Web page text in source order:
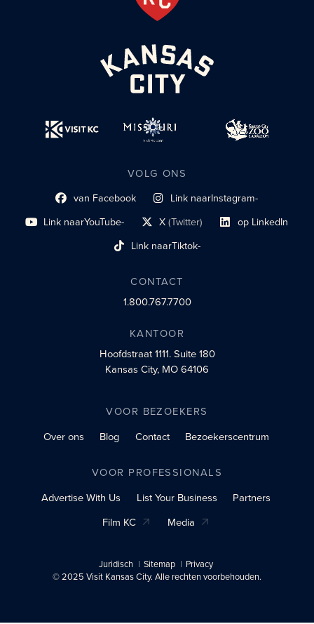
VOLG ONS
Link naar sociaal profiel
van Facebook Link naarInstagram-
sociaal profiel
Link naarYouTube-
sociaal profiel X(Twitter)
sociaal profiellink Link naar sociaal
op LinkedIn
Link naarTiktok-
sociaalprofiel
CONTACT
1.800.767.7700
KANTOOR
Hoofdstraat 1111.Suite 180
Kansas City, MO 64106
VOOR BEZOEKERS
Over ons
Blog Contact Bezoekerscentrum
VOOR PROFESSIONALS
Advertise With Us
List Your Business
Partners
Film KC
Media
Juridisch Sitemap
Privacy
© 2025 Visit Kansas City. Alle rechten voorbehouden.